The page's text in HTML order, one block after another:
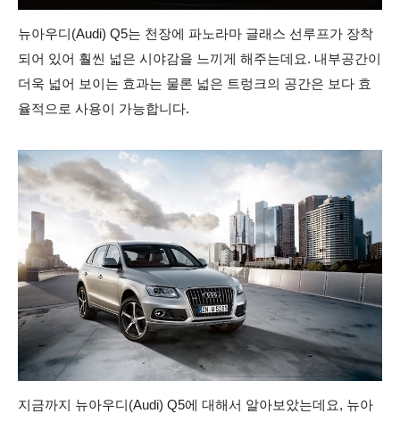
뉴아우디(Audi) Q5는 천장에 파노라마 글래스 선루프가 장착
되어 있어 훨씬 넓은 시야감을 느끼게 해주는데요. 내부공간이
더욱 넓어 보이는 효과는 물론 넓은 트렁크의 공간은 보다 효
율적으로 사용이 가능합니다.
지금까지 뉴아우디(Audi) Q5에 대해서 알아보았는데요, 뉴아